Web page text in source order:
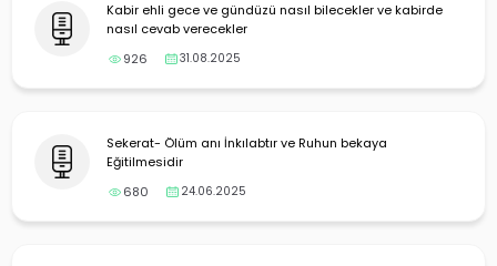
Kabir ehli gece ve gündüzü nasıl bilecekler ve kabirde
nasıl cevab verecekler
926
31.08.2025
Sekerat- Ölüm anı İnkılabtır ve Ruhun bekaya
Eğitilmesidir
680
24.06.2025